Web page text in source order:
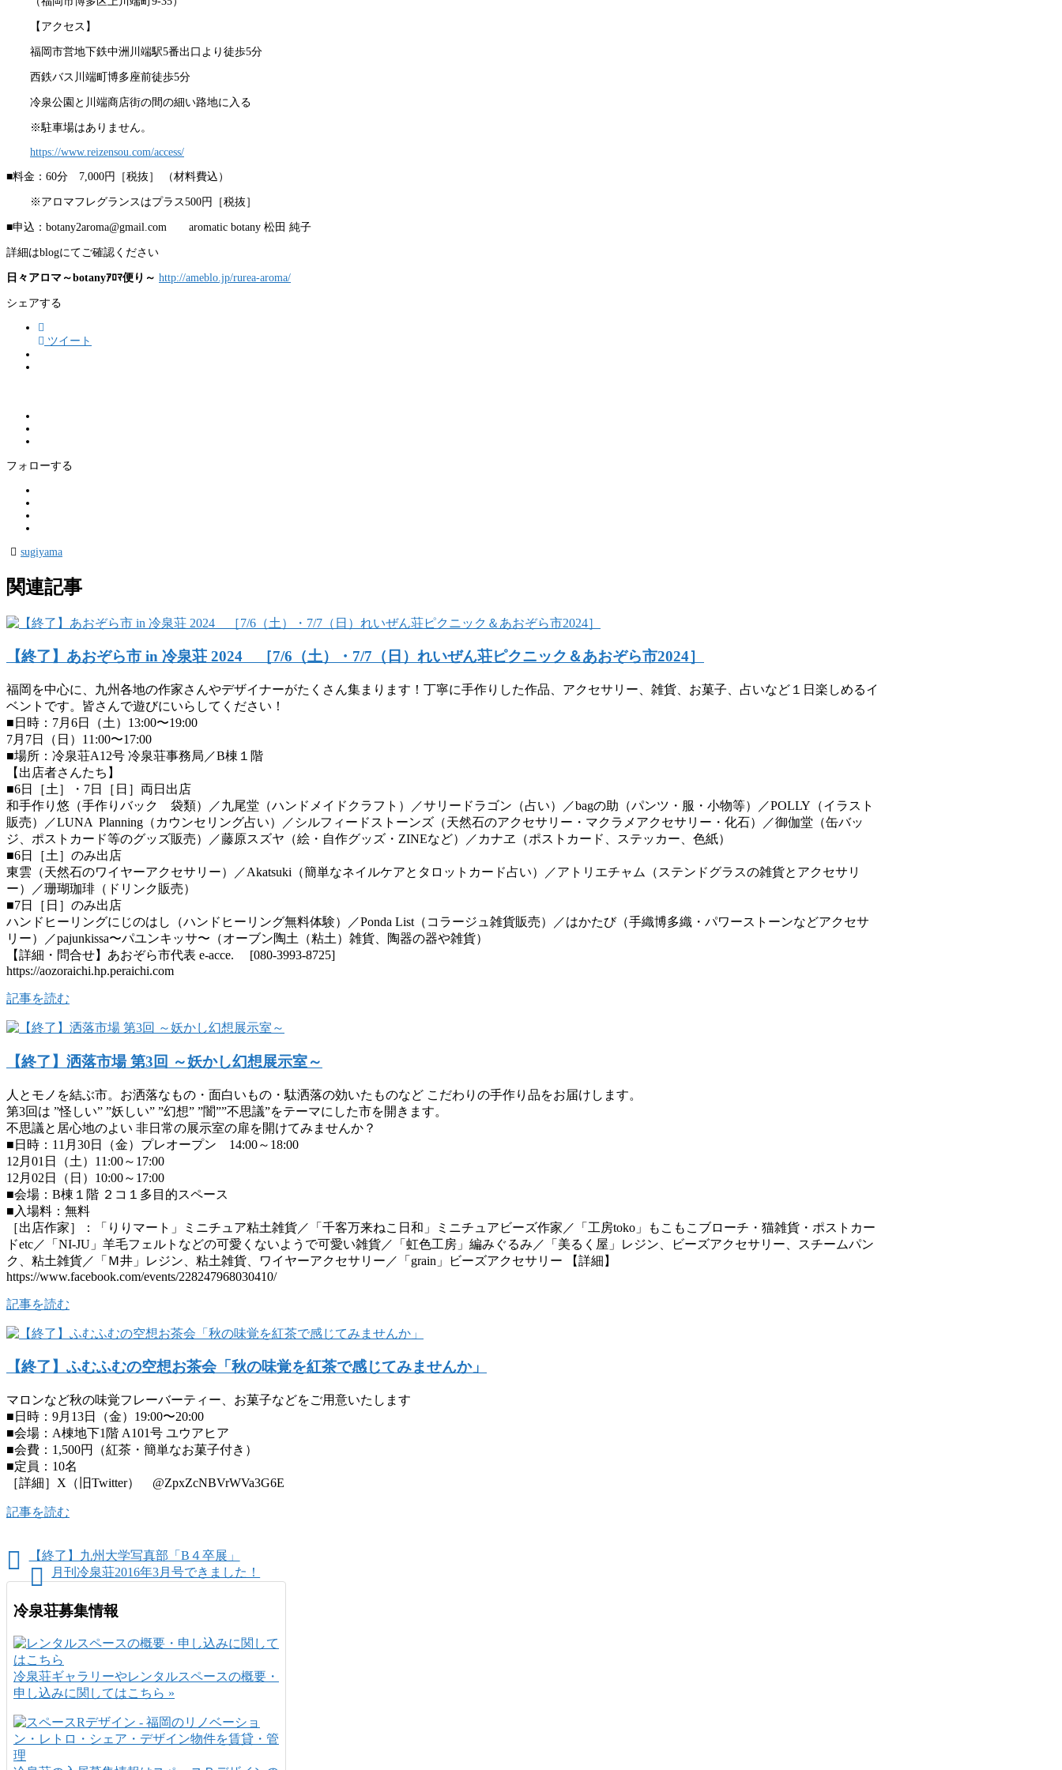
【アクセス】
福岡市営地下鉄中洲川端駅5番出口より徒歩5分
西鉄バス川端町博多座前徒歩5分
冷泉公園と川端商店街の間の細い路地に入る
※駐車場はありません。
https://www.reizensou.com/access/
■料金：60分 7,000円［税抜］ （材料費込）
※アロマフレグランスはプラス500円［税抜］
■申込：botany2aroma@gmail.com aromatic botany 松田 純子
詳細はblogにてご確認ください
日々アロマ～botanyｱﾛﾏ便り～ http://ameblo.jp/rurea-aroma/
シェアする
ツイート
フォローする
sugiyama
関連記事
【終了】あおぞら市 in 冷泉荘 2024 ［7/6（土）・7/7（日）れいぜん荘ピクニック＆あおぞら市2024］
福岡を中心に、九州各地の作家さんやデザイナーがたくさん集まります！丁寧に手作りした作品、アクセサリー、雑貨、お菓子、占いなど１日楽しめるイ
ベントです。皆さんで遊びにいらしてください！
■日時：7月6日（土）13:00〜19:00
7月7日（日）11:00〜17:00
■場所：冷泉荘A12号 冷泉荘事務局／B棟１階
【出店者さんたち】
■6日［土］・7日［日］両日出店
和手作り悠（手作りバック 袋類）／九尾堂（ハンドメイドクラフト）／サリードラゴン（占い）／bagの助（パンツ・服・小物等）／POLLY（イラスト
販売）／LUNA Planning（カウンセリング占い）／シルフィードストーンズ（天然石のアクセサリー・マクラメアクセサリー・化石）／御伽堂（缶バッ
ジ、ポストカード等のグッズ販売）／藤原スズヤ（絵・自作グッズ・ZINEなど）／カナヱ（ポストカード、ステッカー、色紙）
■6日［土］のみ出店
東雲（天然石のワイヤーアクセサリー）／Akatsuki（簡単なネイルケアとタロットカード占い）／アトリエチャム（ステンドグラスの雑貨とアクセサリ
ー）／珊瑚珈琲（ドリンク販売）
■7日［日］のみ出店
ハンドヒーリングにじのはし（ハンドヒーリング無料体験）／Ponda List（コラージュ雑貨販売）／はかたび（手織博多織・パワーストーンなどアクセサ
リー）／pajunkissa〜パユンキッサ〜（オーブン陶土（粘土）雑貨、陶器の器や雑貨）
【詳細・問合せ】あおぞら市代表 e-acce. [080-3993-8725]
https://aozoraichi.hp.peraichi.com
記事を読む
【終了】洒落市場 第3回 ～妖かし幻想展示室～
人とモノを結ぶ市。お洒落なもの・面白いもの・駄洒落の効いたものなど こだわりの手作り品をお届けします。
第3回は ”怪しい” ”妖しい” ”幻想” ”闇””不思議”をテーマにした市を開きます。
不思議と居心地のよい 非日常の展示室の扉を開けてみませんか？
■日時：11月30日（金）プレオープン 14:00～18:00
12月01日（土）11:00～17:00
12月02日（日）10:00～17:00
■会場：B棟１階 ２コ１多目的スペース
■入場料：無料
［出店作家］：「りりマート」ミニチュア粘土雑貨／「千客万来ねこ日和」ミニチュアビーズ作家／「工房toko」もこもこブローチ・猫雑貨・ポストカー
ドetc／「NI-JU」羊毛フェルトなどの可愛くないようで可愛い雑貨／「虹色工房」編みぐるみ／「美るく屋」レジン、ビーズアクセサリー、スチームパン
ク、粘土雑貨／「Ｍ井」レジン、粘土雑貨、ワイヤーアクセサリー／「grain」ビーズアクセサリー 【詳細】
https://www.facebook.com/events/228247968030410/
記事を読む
【終了】ふむふむの空想お茶会「秋の味覚を紅茶で感じてみませんか」
マロンなど秋の味覚フレーバーティー、お菓子などをご用意いたします
■日時：9月13日（金）19:00〜20:00
■会場：A棟地下1階 A101号 ユウアヒア
■会費：1,500円（紅茶・簡単なお菓子付き）
■定員：10名
［詳細］X（旧Twitter） @ZpxZcNBVrWVa3G6E
記事を読む
【終了】九州大学写真部「B４卒展」
月刊冷泉荘2016年3月号できました！
冷泉荘募集情報
冷泉荘ギャラリーやレンタルスペースの概要・
申し込みに関してはこちら »